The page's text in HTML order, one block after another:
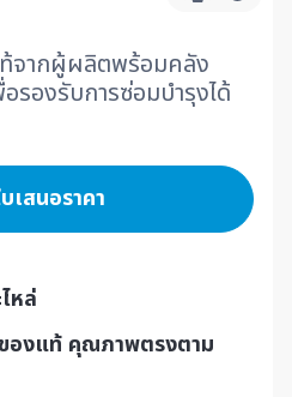
ท้จากผู้ผลิตพร้อมคลัง
อรองรับการซ่อมบำรุงได้
เสนอราคา
หล่
ของแท้ คุณภาพตรงตาม